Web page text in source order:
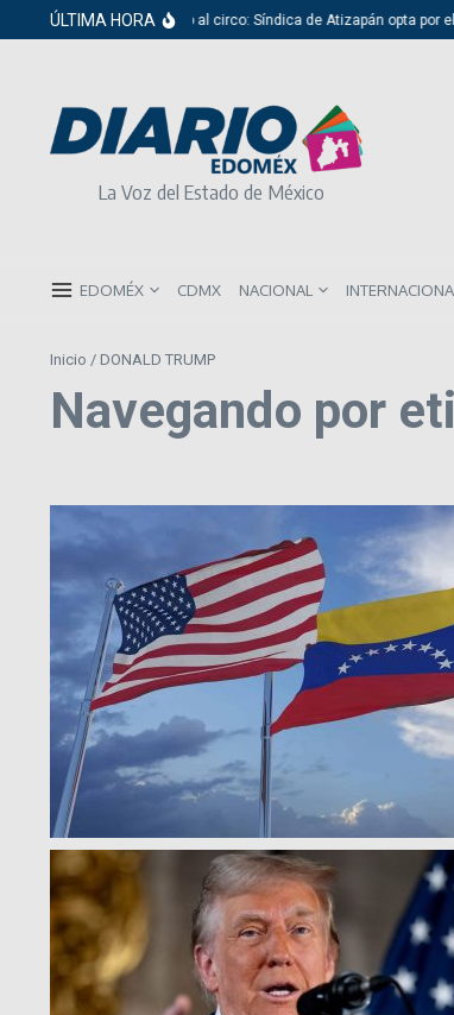
Saltar al contenido
ÚLTIMA HORA
Del cabildo al circo: Síndica de Atizapán opta por el
La Voz del Estado de México
EDOMÉX CDMX NACIONAL
Inicio / DONALD TRUMP
Navegando por